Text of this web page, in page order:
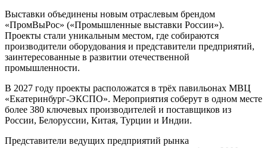
Выставки объединены новым отраслевым брендом
«ПромВыРос» («Промышленные выставки России»).
Проекты стали уникальным местом, где собираются
производители оборудования и представители предприятий,
заинтересованные в развитии отечественной
промышленности.
В 2027 году проекты расположатся в трёх павильонах МВЦ
«Екатеринбург-ЭКСПО». Мероприятия соберут в одном месте
более 380 ключевых производителей и поставщиков из
России, Белоруссии, Китая, Турции и Индии.
Представители ведущих предприятий рынка